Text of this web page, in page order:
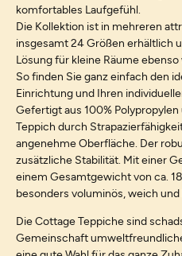
komfortables Laufgefühl.
Die Kollektion ist in mehreren
insgesamt 24 Größen erhältlich
Lösung für kleine Räume
So finden Sie ganz einfach den
Einrichtung und Ihren
Gefertigt aus 100%
Teppich durch
angenehme Oberfläche. Der
zusätzliche Stabilität. Mit einer
einem Gesamtgewicht von ca.
besonders voluminös, weich
Die Cottage Teppiche sind
Gemeinschaft